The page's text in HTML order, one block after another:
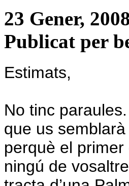
23 Gener,
Publicat per
Estimats,
No tinc
que us
perquè el
ningú de